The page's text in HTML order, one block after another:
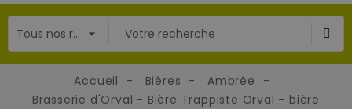
Accueil Bières
Ambrée
Brasserie d'Orval - Bière Trappiste Orval - bière